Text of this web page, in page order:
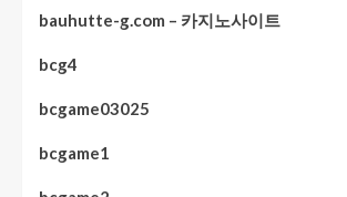
bauhutte-g.com – 카지노사이트
bcg4
bcgame03025
bcgame1